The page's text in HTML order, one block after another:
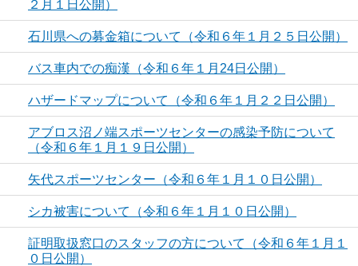
２月１日公開）
石川県への募金箱について（令和６年１月２５日公開）
バス車内での痴漢（令和６年１月24日公開）
ハザードマップについて（令和６年１月２２日公開）
アブロス沼ノ端スポーツセンターの感染予防について
（令和６年１月１９日公開）
矢代スポーツセンター（令和６年１月１０日公開）
シカ被害について（令和６年１月１０日公開）
証明取扱窓口のスタッフの方について（令和６年１月１
０日公開）